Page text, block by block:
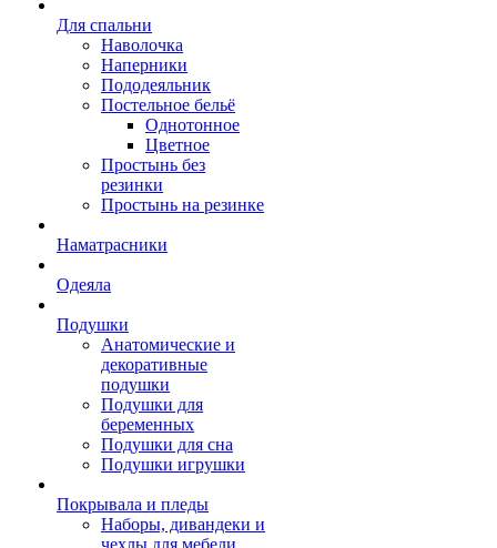
Для спальни
Наволочка
Наперники
Пододеяльник
Постельное бельё
Однотонное
Цветное
Простынь без
резинки
Простынь на резинке
Наматрасники
Одеяла
Подушки
Анатомические и
декоративные
подушки
Подушки для
беременных
Подушки для сна
Подушки игрушки
Покрывала и пледы
Наборы, дивандеки и
чехлы для мебели